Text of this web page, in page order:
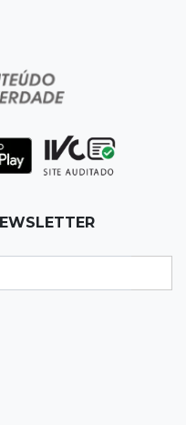
na advocacia e
de Nando”
ter sido amarrada